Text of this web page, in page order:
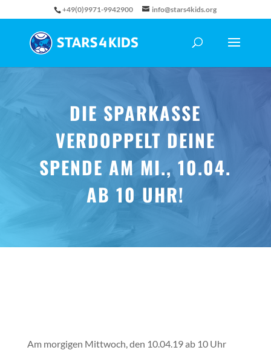
+49(0)9971-9942900 info@stars4kids.org
DIE SPARKASSE
VERDOPPELT DEINE
SPENDE AM MI., 10.04.
AB 10 UHR!
Am morgigen Mittwoch, den 10.04.19 ab 10 Uhr